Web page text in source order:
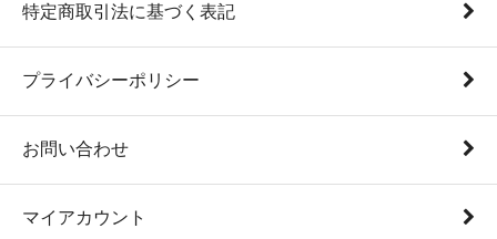
特定商取引法に基づく表記
プライバシーポリシー
お問い合わせ
マイアカウント